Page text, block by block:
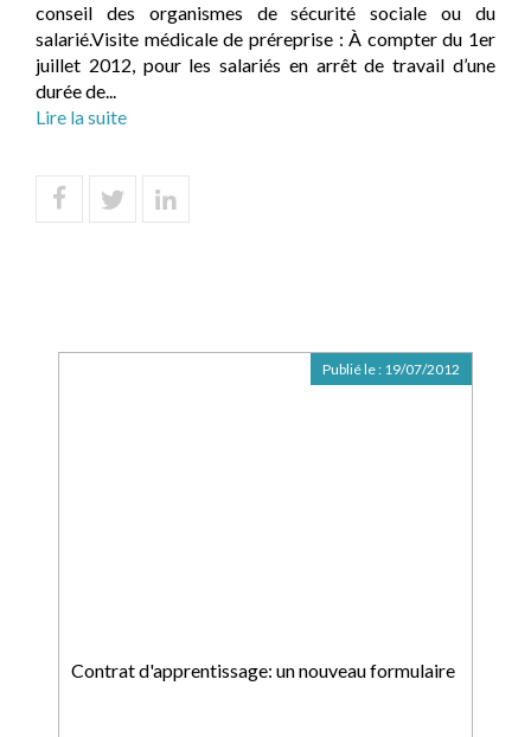
conseil des organismes de sécurité sociale ou du
salarié.Visite médicale de préreprise : À compter du 1er
juillet 2012, pour les salariés en arrêt de travail d’une
durée de...
Lire la suite
Contrat d'apprentissage: un nouveau formulaire
Publié le : 19/07/2012